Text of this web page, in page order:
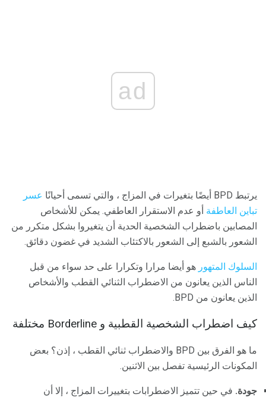
ad
يرتبط BPD أيضًا بتغيرات في المزاج ، والتي تسمى أحيانًا
عسر
تباين العاطفة أو عدم الاستقرار العاطفي. يمكن للأشخاص
المصابين باضطراب الشخصية الحدية أن يتغيروا بشكل متكرر من
الشعور بالشبع إلى الشعور بالاكتئاب الشديد في غضون دقائق.
السلوك المتهور هو أيضا مرارا وتكرارا على حد سواء من قبل
الناس الذين يعانون من الاضطراب الثنائي القطب والأشخاص
الذين يعانون من BPD.
كيف اضطراب الشخصية القطبية و Borderline مختلفة
ما هو الفرق بين BPD والاضطراب ثنائي القطب ، إذن؟ بعض
المكونات الرئيسية تفصل بين الاثنين.
جودة. في حين تتميز الاضطرابات بتغييرات المزاج ، إلا أن